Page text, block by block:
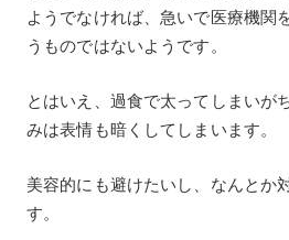
ようでなければ、急いで医療機関
うものではないようです。
とはいえ、過食で太ってしまいが
みは表情も暗くしてしまいます。
美容的にも避けたいし、なんとか
す。